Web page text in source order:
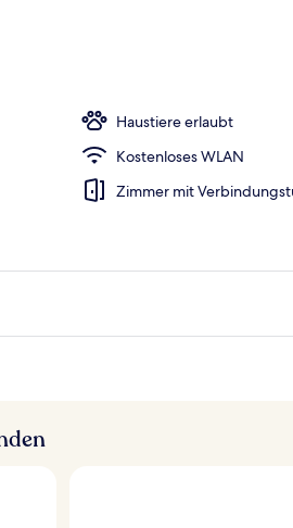
der Unterkunft
Haustiere erlaubt
Kostenloses WLAN
Zimmer mit